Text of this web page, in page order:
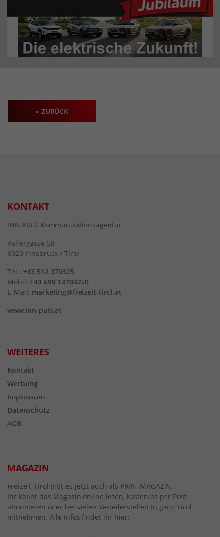
« ZURÜCK
KONTAKT
INN.PULS Kommunikationsagentur
Valiergasse 58
6020 Innsbruck / Tirol
Tel.: +43 512 370325
Mobil: +43 699 13703250
E-Mail: marketing@freizeit-tirol.at
www.inn-puls.at
WEITERES
Kontakt
Werbung
Impressum
Datenschutz
AGB
MAGAZIN
Freizeit-Tirol gibt es jetzt auch als PRINTMAGAZIN.
Ihr könnt das Magazin online lesen, kostenlos per Post
abonnieren oder bei vielen Verteilerstellen in ganz Tirol
mitnehmen. Alle Infos findet ihr hier: